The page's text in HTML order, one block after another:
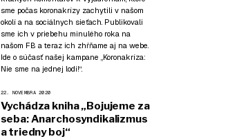
sme počas koronakrízy zachytili v našom
okolí a na sociálnych sieťach. Publikovali
sme ich v priebehu minulého roka na
našom FB a teraz ich zhŕňame aj na webe.
Ide o súčasť našej kampane „Koronakríza:
Nie sme na jednej lodi!“.
22. NOVEMBRA 2020
Vychádza kniha „Bojujeme za
seba: Anarchosyndikalizmus
a triedny boj“